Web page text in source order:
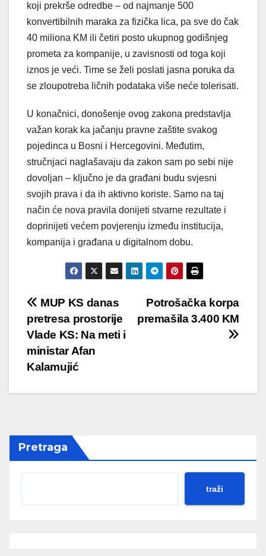
koji prekrše odredbe – od najmanje 500
konvertibilnih maraka za fizička lica, pa sve do čak
40 miliona KM ili četiri posto ukupnog godišnjeg
prometa za kompanije, u zavisnosti od toga koji
iznos je veći. Time se želi poslati jasna poruka da
se zloupotreba ličnih podataka više neće tolerisati.
U konačnici, donošenje ovog zakona predstavlja
važan korak ka jačanju pravne zaštite svakog
pojedinca u Bosni i Hercegovini. Međutim,
stručnjaci naglašavaju da zakon sam po sebi nije
dovoljan – ključno je da građani budu svjesni
svojih prava i da ih aktivno koriste. Samo na taj
način će nova pravila donijeti stvarne rezultate i
doprinijeti većem povjerenju između institucija,
kompanija i građana u digitalnom dobu.
Post
navigation
Potrošačka korpa
premašila 3.400 KM
MUP KS danas
pretresa prostorije
Vlade KS: Na meti i
ministar Afan
Kalamujić
Pretraga
traži